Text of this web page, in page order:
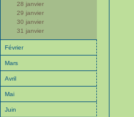
28 janvier
29 janvier
30 janvier
31 janvier
Février
Mars
Avril
Mai
Juin